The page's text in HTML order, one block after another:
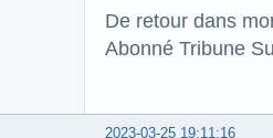
De retour dans
Abonné Tribune
2023-03-25 19:11:16